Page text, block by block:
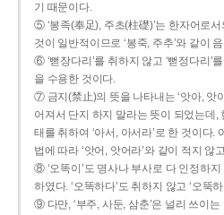
기 때문이다.
⑤ ‘봉족(奉足), 주초(柱礎)’는 한자어로
것이 일반적이므로 ‘봉죽, 주추’와 같이
⑥ ‘뻗장다리’를 취하지 않고 ‘뻗정다리’
을 수용한 것이다.
⑦ 금지(禁止)의 뜻을 나타내는 ‘앗아, 앗
어져서 단지 하지 말라는 뜻이 되었는데,
태를 취하여 ‘아서, 아서라’로 한 것이다.
법에 따라 ‘앗어, 앗어라’와 같이 적지 않
⑧ ‘오똑이’도 명사나 부사로 다 인정하지
하였다. ‘오똑하다’도 취하지 않고 ‘오뚝
⑨ 다만, ‘부주, 사둔, 삼춘’은 널리 쓰이